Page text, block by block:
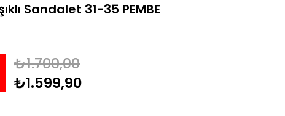
Sandalet 31-35 PEMBE
₺1.700,00
₺1.599,90